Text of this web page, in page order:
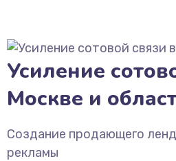
Усиление
Москве и
Создание продающего
рекламы